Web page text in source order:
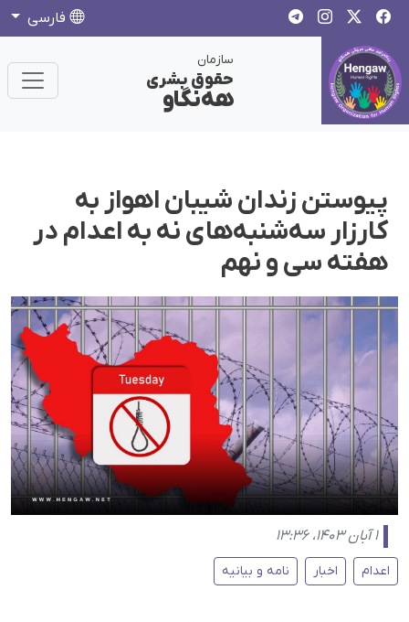
فارسی
سازمان
حقوق بشری
هەنگاو
پیوستن زندان شیبان اهواز به
کارزار سه‌شنبه‌های نه به اعدام در
هفته سی و نهم
۱ آبان ۱۴۰۳، ۱۳:۳۶
اعدام اخبار نامه و بیانیه